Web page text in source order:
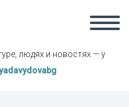
людях и новостях — у